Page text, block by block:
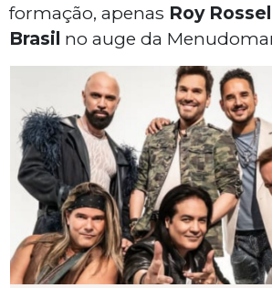
formação, apenas Roy
Brasil no auge da